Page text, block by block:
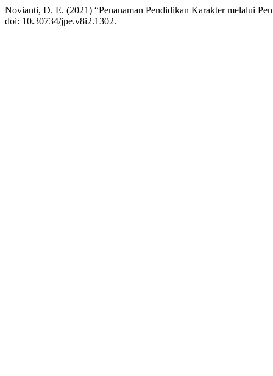
Novianti, D. E. (2021) “Penanaman Pendidikan Karakter melalui
doi: 10.30734/jpe.v8i2.1302.